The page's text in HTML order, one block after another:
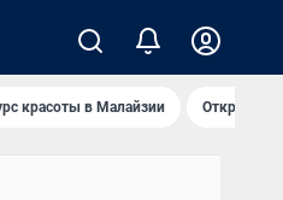
красоты в Малайзии Открыл